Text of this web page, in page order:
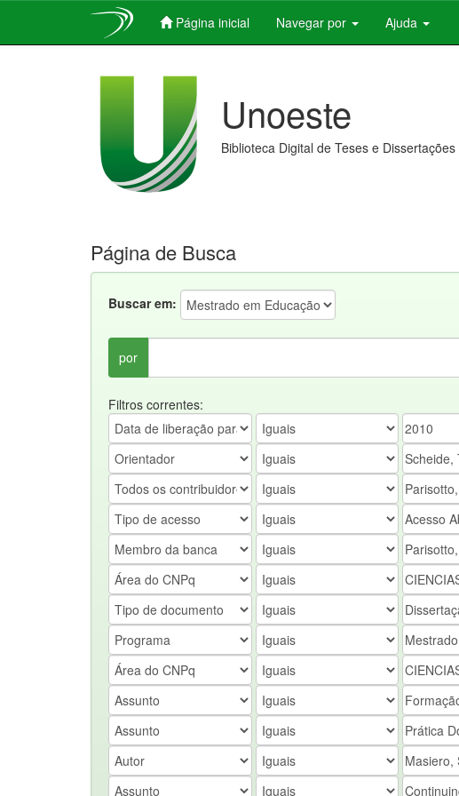
Página inicial Navegar por Ajuda
Unoeste
Biblioteca Digital de Teses e Dissertações
Página de Busca
Buscar em:
por
Filtros correntes: